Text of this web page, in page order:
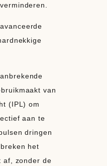
van
(IPL) om
aan te
dringen
het
af, zonder de